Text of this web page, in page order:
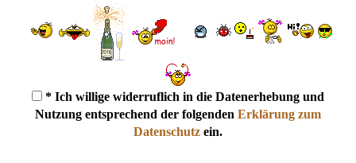
* Ich willige widerruflich in die Datenerhebung und
Nutzung entsprechend der folgenden Erklärung zum
Datenschutz ein.